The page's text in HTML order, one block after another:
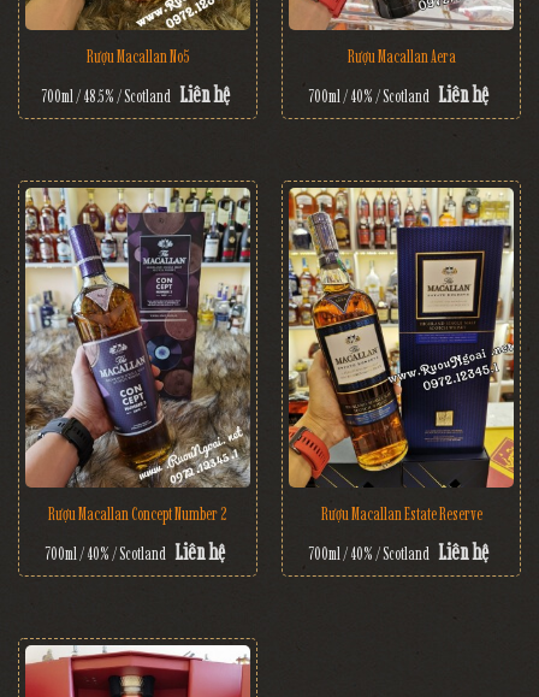
Rượu Macallan No5
700ml / 48.5% / Scotland Liên hệ
Rượu Macallan Aera
700ml / 40% / Scotland Liên hệ
Rượu Macallan Concept Number 2
700ml / 40% / Scotland Liên hệ
Rượu Macallan Estate Reserve
700ml / 40% / Scotland Liên hệ